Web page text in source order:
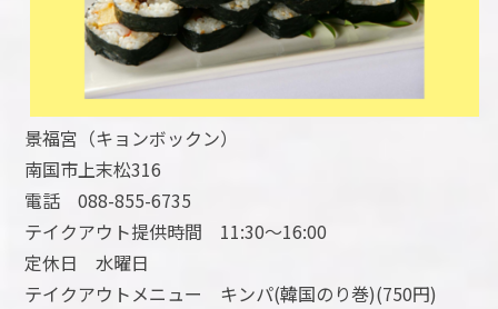
景福宮（キョンボックン）
南国市上末松316
電話 088-855-6735
テイクアウト提供時間 11:30～16:00
定休日 水曜日
テイクアウトメニュー キンパ(韓国のり巻)(750円)